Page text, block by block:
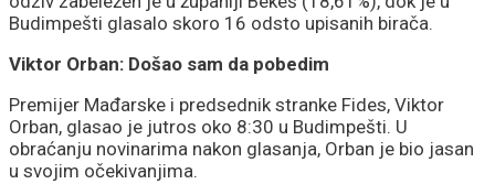
Budimpešti glasalo skoro 16 odsto upisanih birača.
Viktor Orban: Došao sam da pobedim
Premijer Mađarske i predsednik stranke Fides, Viktor
Orban, glasao je jutros oko 8:30 u Budimpešti. U
obraćanju novinarima nakon glasanja, Orban je bio jasan
u svojim očekivanjima.